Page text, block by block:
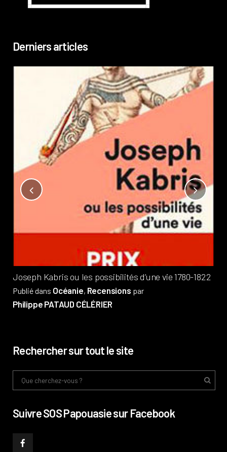
Derniers articles
Joseph Kabris ou les possibilités d’une vie 1780-1822
Publié dans Océanie, Recensions par
Philippe PATAUD CÉLÉRIER
Rechercher sur tout le site
Suivre SOS Papouasie sur Facebook